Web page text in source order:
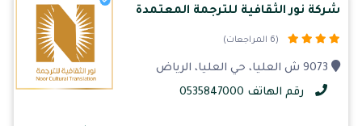
شركة نور الثقافية للترجمة المعتمدة
(6 المراجعات)
رقم الهاتف 0535847000